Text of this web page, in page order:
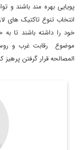
پویایی بهره مند باشند و
انتخاب تنوع تاکتیک های
خود را داشته باشند تا
موضوع رقابت غرب و
المصالحه قرار گرفتن پرهیز